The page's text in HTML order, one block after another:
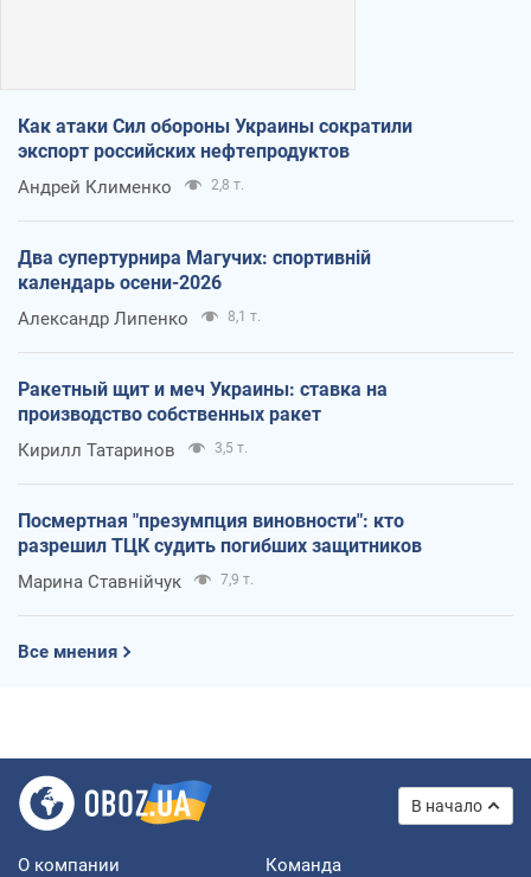
Как атаки Сил обороны Украины сократили
экспорт российских нефтепродуктов
Андрей Клименко 2,8 т.
Два супертурнира Магучих: спортивній
календарь осени-2026
Александр Липенко 8,1 т.
Ракетный щит и меч Украины: ставка на
производство собственных ракет
Кирилл Татаринов 3,5 т.
Посмертная "презумпция виновности": кто
разрешил ТЦК судить погибших защитников
Марина Ставнійчук 7,9 т.
Все мнения
В начало
О компании Команда